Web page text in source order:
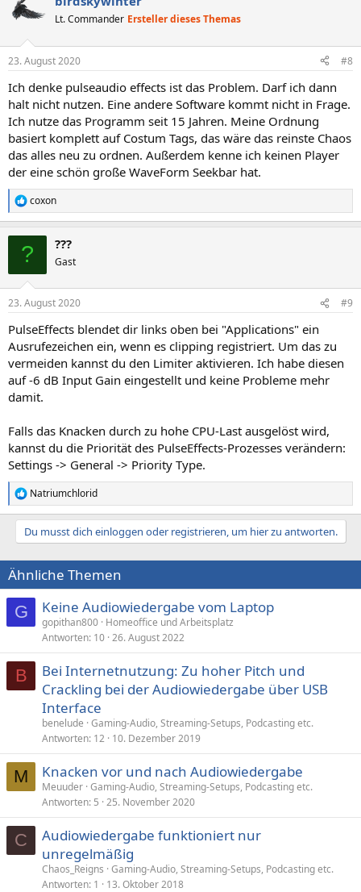
Lt. Commander Ersteller dieses Themas
23. August 2020 #8
Ich denke pulseaudio effects ist das Problem. Darf ich dann
halt nicht nutzen. Eine andere Software kommt nicht in Frage.
Ich nutze das Programm seit 15 Jahren. Meine Ordnung
basiert komplett auf Costum Tags, das wäre das reinste Chaos
das alles neu zu ordnen. Außerdem kenne ich keinen Player
der eine schön große WaveForm Seekbar hat.
R
e
e
:
coxon
? ???
Gast
23. August 2020 #9
PulseEffects blendet dir links oben bei "Applications" ein
Ausrufezeichen ein, wenn es clipping registriert. Um das zu
vermeiden kannst du den Limiter aktivieren. Ich habe diesen
auf -6 dB Input Gain eingestellt und keine Probleme mehr
damit.
Falls das Knacken durch zu hohe CPU-Last ausgelöst wird,
kannst du die Priorität des PulseEffects-Prozesses verändern:
Settings -> General -> Priority Type.
R
e
a
i
o
n
e
n
:
Natriumchlorid
Du musst dich einloggen oder registrieren, um hier zu antworten.
Ähnliche Themen
G Keine Audiowiedergabe vom Laptop
gopithan800 Homeoffice und Arbeitsplatz
Antworten 10 26. August 2022
B
Bei Internetnutzung: Zu hoher Pitch und
Crackling bei der Audiowiedergabe über USB
Interface
benelude Gaming-Audio, Streaming-Setups, Podcasting etc.
Antworten 12 10. Dezember 2019
M Knacken vor und nach Audiowiedergabe
Meuuder Gaming-Audio, Streaming-Setups, Podcasting etc.
Antworten 5 25. November 2020
C
Audiowiedergabe funktioniert nur
unregelmäßig
Chaos_Reigns Gaming-Audio, Streaming-Setups, Podcasting etc.
Antworten 1 13. Oktober 2018